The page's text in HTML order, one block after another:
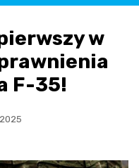
w
F-35!